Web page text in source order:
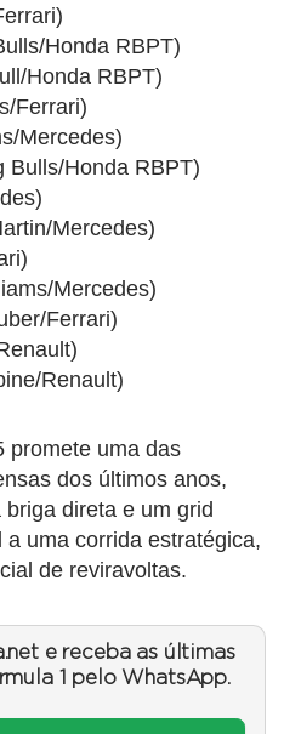
Honda RBPT)
Honda RBPT)
Ferrari)
Mercedes)
Bulls/Honda RBPT)
Mercedes)
Mercedes)
Ferrari)
Renault)
promete uma das
dos últimos anos,
direta e um grid
uma corrida estratégica,
de reviravoltas.
e receba as últimas
1 pelo WhatsApp.